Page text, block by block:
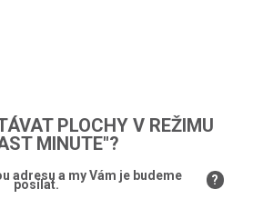
PLOCHY V REŽIMU
MINUTE"?
adresu a my Vám je budeme
posílat. ?